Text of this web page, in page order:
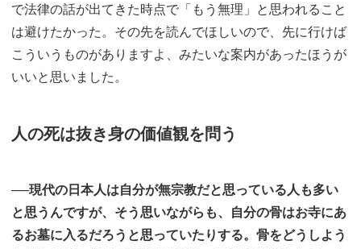
で法律の話が出てきた時点で「もう無理」と思われること
は避けたかった。その先を読んでほしいので、先に行けば
こういうものがありますよ、みたいな案内があったほうが
いいと思いました。
人の死は抜き身の価値観を問う
──現代の日本人は自分が無宗教だと思っている人も多い
と思うんですが、そう思いながらも、自分の骨はお寺にあ
るお墓に入るだろうと思っていたりする。骨をどうしよう